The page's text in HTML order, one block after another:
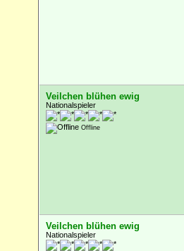
Veilchen blühen ewig
Nationalspieler
Offline
Veilchen blühen ewig
Nationalspieler